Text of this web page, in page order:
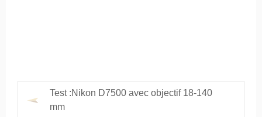
Test :Nikon D7500 avec objectif 18-140
mm